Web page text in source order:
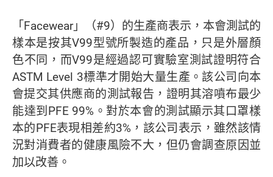
「Facewear」（#9）的生產商表示，本會測試的
樣本是按其V99型號所製造的產品，只是外層顏
色不同，而V99是經過認可實驗室測試證明符合
ASTM Level 3標準才開始大量生產。該公司向本
會提交其供應商的測試報告，證明其溶噴布最少
能達到PFE 99%。對於本會的測試顯示其口罩樣
本的PFE表現相差約3%，該公司表示，雖然該情
況對消費者的健康風險不大，但仍會調查原因並
加以改善。